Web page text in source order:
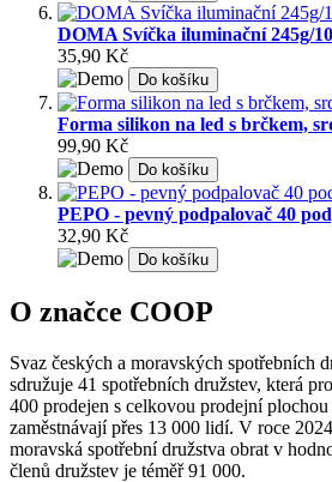
DOMA Svíčka iluminační 245g/
35,90 Kč
Do košíku
Forma silikon na led s brčkem,
99,90 Kč
Do košíku
PEPO - pevný podpalovač 40
32,90 Kč
Do košíku
O značce COOP
Svaz českých a moravských spotřebních
sdružuje 41 spotřebních družstev, která
400 prodejen s celkovou prodejní
zaměstnávají přes 13 000 lidí. V roce
moravská spotřební družstva obrat v
členů družstev je téměř 91 000.